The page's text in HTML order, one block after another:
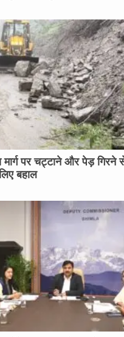
मार्ग पर चट्टाने और पेड़ गिरने
बहाल